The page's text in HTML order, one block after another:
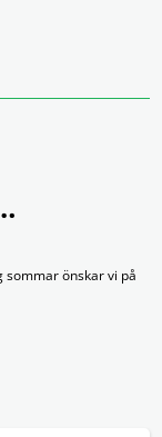
sommar önskar vi på